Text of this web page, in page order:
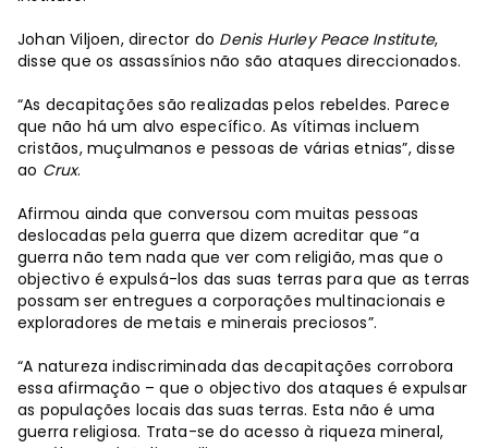
Johan Viljoen, director do Denis Hurley Peace Institute,
disse que os assassínios não são ataques direccionados.
“As decapitações são realizadas pelos rebeldes. Parece
que não há um alvo específico. As vítimas incluem
cristãos, muçulmanos e pessoas de várias etnias”, disse
ao Crux.
Afirmou ainda que conversou com muitas pessoas
deslocadas pela guerra que dizem acreditar que “a
guerra não tem nada que ver com religião, mas que o
objectivo é expulsá-los das suas terras para que as terras
possam ser entregues a corporações multinacionais e
exploradores de metais e minerais preciosos”.
“A natureza indiscriminada das decapitações corrobora
essa afirmação – que o objectivo dos ataques é expulsar
as populações locais das suas terras. Esta não é uma
guerra religiosa. Trata-se do acesso à riqueza mineral,